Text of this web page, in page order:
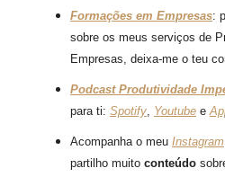
Formações em Empresas:
sobre os meus serviços de
Empresas, deixa-me o teu
Podcast Produtividade
para ti: Spotify, Youtube e
Acompanha o meu Instagram
partilho muito conteúdo